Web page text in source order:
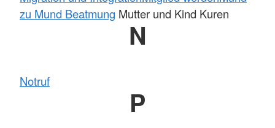
zu Mund Beatmung Mutter und Kind Kuren
N
Notruf
P